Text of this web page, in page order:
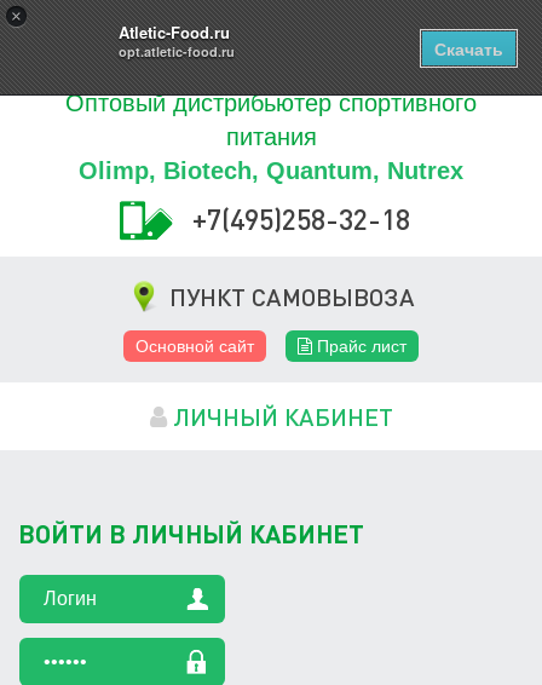
×
Atletic-Food.ru
opt.atletic-food.ru Скачать
0ТОВАРОВ
Купить
Оптовый дистрибьютер спортивного
питания
Olimp, Biotech, Quantum, Nutrex
+7(495)258-32-18
ПУНКТ САМОВЫВОЗА
Основной сайт Прайс лист
ЛИЧНЫЙ КАБИНЕТ
ВОЙТИ В ЛИЧНЫЙ КАБИНЕТ